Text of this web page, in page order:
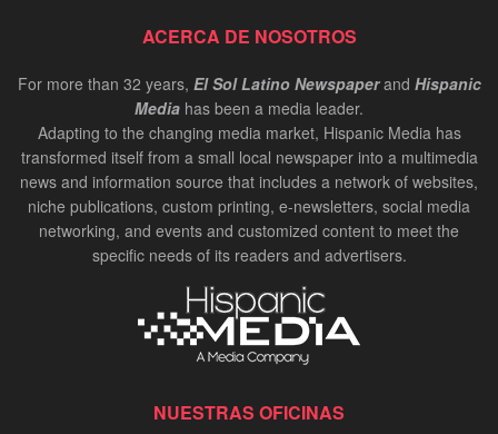
ACERCA DE NOSOTROS
For more than 32 years, El Sol Latino Newspaperand Hispanic
Media has been a media leader.
Adapting to the changing media market, Hispanic Media has
transformed itself from a small local newspaper into a multimedia
news and information source that includes a network of websites,
niche publications, custom printing, e-newsletters, social media
networking, and events and customized content to meet the
specific needs of its readers and advertisers.
NUESTRAS OFICINAS